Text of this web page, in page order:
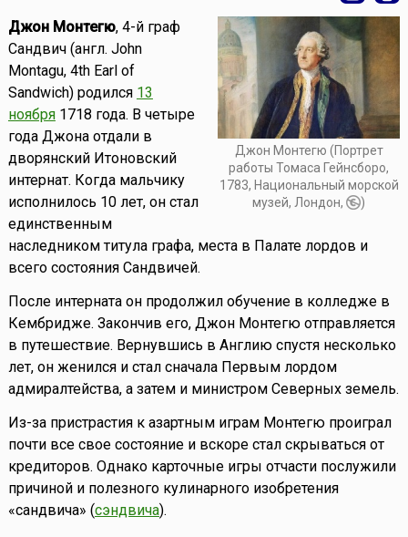
Джон Монтегю (Портрет
работы Томаса Гейнсборо,
1783, Национальный морской
музей, Лондон,
)
Джон Монтегю, 4-й граф
Сандвич (англ. John
Montagu, 4th Earl of
Sandwich) родился 13
ноября1718 года. В четыре
года Джона отдали в
дворянский Итоновский
интернат. Когда мальчику
исполнилось 10 лет, он стал
единственным
наследником титула графа, места в Палате лордов и
всего состояния Сандвичей.
После интерната он продолжил обучение в колледже в
Кембридже. Закончив его, Джон Монтегю отправляется
в путешествие. Вернувшись в Англию спустя несколько
лет, он женился и стал сначала Первым лордом
адмиралтейства, а затем и министром Северных земель.
Из-за пристрастия к азартным играм Монтегю проиграл
почти все свое состояние и вскоре стал скрываться от
кредиторов. Однако карточные игры отчасти послужили
причиной и полезного кулинарного изобретения
«сандвича» (сэндвича).